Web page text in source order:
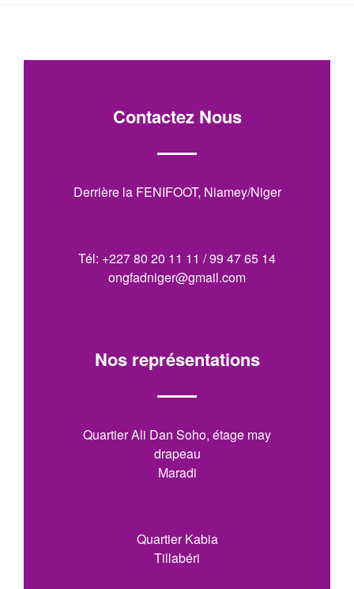
Contactez Nous
Derrière la FENIFOOT, Niamey/Niger
Tél: +227 80 20 11 11 / 99 47 65 14
ongfadniger@gmail.com
Nos représentations
Quartier Ali Dan Soho, étage may
drapeau
Maradi
Quartier Kabia
Tillabéri